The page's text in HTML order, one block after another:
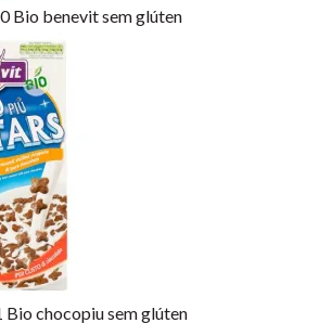
Bio benevit sem glúten
Bio chocopiu sem glúten